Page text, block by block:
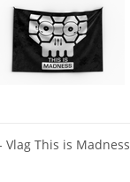
This is Madness